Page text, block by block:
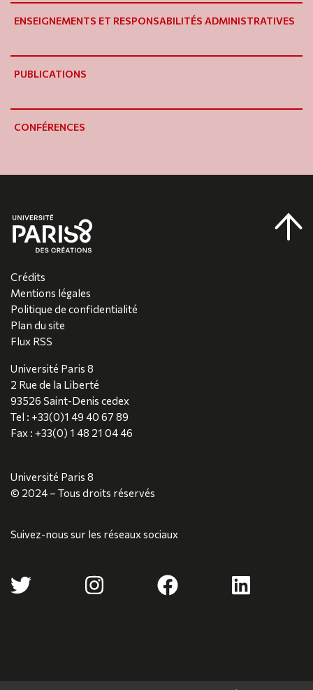
ENSEIGNEMENTS ET RESPONSABILITÉS ADMINISTRATIVES
PUBLICATIONS
CONFÉRENCES
Crédits
Mentions légales
Politique de confidentialité
Plan du site
Flux RSS
Université Paris 8
2 Rue de la Liberté
93526 Saint-Denis cedex
Tel : +33(0)1 49 40 67 89
Fax : +33(0) 1 48 21 04 46
Université Paris 8
© 2024 – Tous droits réservés
Suivez-nous sur les réseaux sociaux